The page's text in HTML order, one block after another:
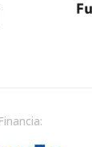
Financia: